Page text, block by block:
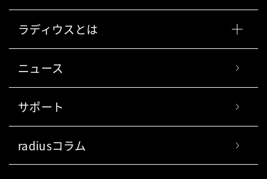
ラディウスとは
ニュース
サポート
radiusコラム